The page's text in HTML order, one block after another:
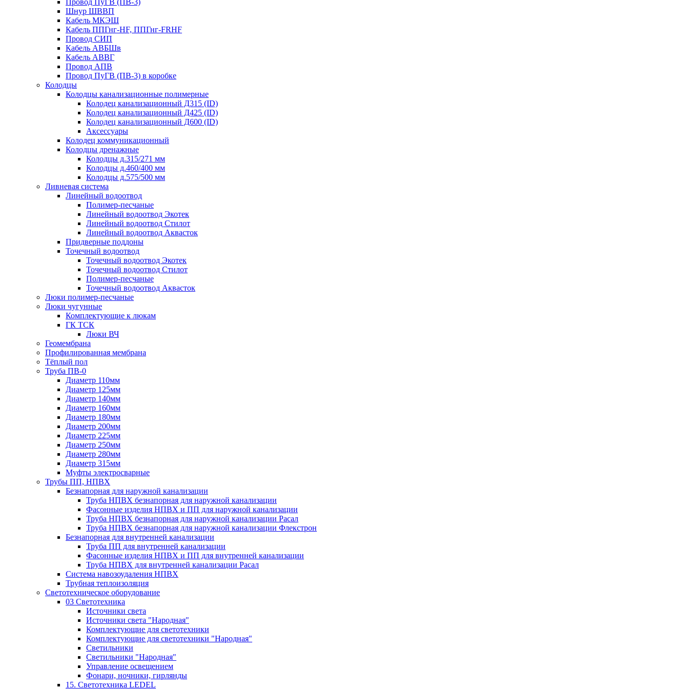
Шнур ШВВП
Кабель МКЭШ
Кабель ППГнг-HF, ППГнг-FRHF
Провод СИП
Кабель АВБШв
Кабель АВВГ
Провод АПВ
Провод ПуГВ (ПВ-3) в коробке
Колодцы
Колодцы канализационные полимерные
Колодец канализационный Д315 (ID)
Колодец канализационный Д425 (ID)
Колодец канализационный Д600 (ID)
Аксессуары
Колодец коммуникационный
Колодцы дренажные
Колодцы д.315/271 мм
Колодцы д.460/400 мм
Колодцы д.575/500 мм
Ливневая система
Линейный водоотвод
Полимер-песчаные
Линейный водоотвод Экотек
Линейный водоотвод Стилот
Линейный водоотвод Аквасток
Придверные поддоны
Точечный водоотвод
Точечный водоотвод Экотек
Точечный водоотвод Стилот
Полимер-песчаные
Точечный водоотвод Аквасток
Люки полимер-песчаные
Люки чугунные
Комплектующие к люкам
ГК ТСК
Люки ВЧ
Геомембрана
Профилированная мембрана
Тёплый пол
Труба ПВ-0
Диаметр 110мм
Диаметр 125мм
Диаметр 140мм
Диаметр 160мм
Диаметр 180мм
Диаметр 200мм
Диаметр 225мм
Диаметр 250мм
Диаметр 280мм
Диаметр 315мм
Муфты электросварные
Трубы ПП, НПВХ
Безнапорная для наружной канализации
Труба НПВХ безнапорная для наружной канализации
Фасонные изделия НПВХ и ПП для наружной канализации
Труба НПВХ безнапорная для наружной канализации Расал
Труба НПВХ безнапорная для наружной канализации Флекстрон
Безнапорная для внутренней канализации
Труба ПП для внутренней канализации
Фасонные изделия НПВХ и ПП для внутренней канализации
Труба НПВХ для внутренней канализации Расал
Система навозоудаления НПВХ
Трубная теплоизоляция
Светотехническое оборудование
03 Светотехника
Источники света
Источники света "Народная"
Комплектующие для светотехники
Комплектующие для светотехники "Народная"
Светильники
Светильники "Народная"
Управление освещением
Фонари, ночники, гирлянды
15. Светотехника LEDEL